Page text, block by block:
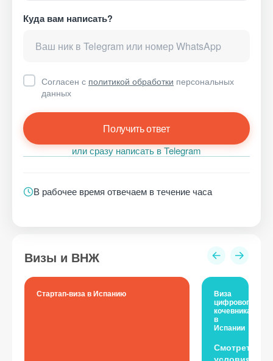
Куда вам написать?
Согласен с политикой обработки персональных
данных
Получить ответ
или сразу написать в Telegram
В рабочее время отвечаем в течение часа
Визы и ВНЖ
Стартап-виза в Испанию Виза
цифрового
кочевника
в
Испании